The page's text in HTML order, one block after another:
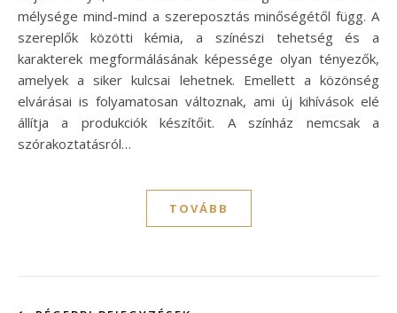
mélysége mind-mind a szereposztás minőségétől függ. A
szereplők közötti kémia, a színészi tehetség és a
karakterek megformálásának képessége olyan tényezők,
amelyek a siker kulcsai lehetnek. Emellett a közönség
elvárásai is folyamatosan változnak, ami új kihívások elé
állítja a produkciók készítőit. A színház nemcsak a
szórakoztatásról…
TOVÁBB